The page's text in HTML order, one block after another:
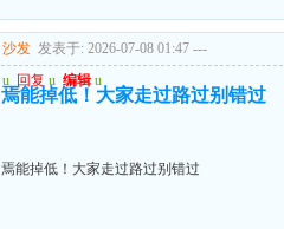
沙发 发表于: 2026-07-08 01:47 ---
u 回复 u 编辑 u
焉能掉低！大家走过路过别错过
焉能掉低！大家走过路过别错过